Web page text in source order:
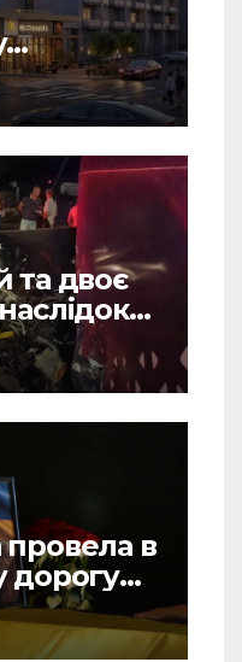
та двоє
в
дорогу
– Олега